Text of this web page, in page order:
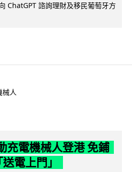
ChatGPT 諮詢理財及移民葡萄牙方
械人
充電機械人登港 免鋪
電上門」